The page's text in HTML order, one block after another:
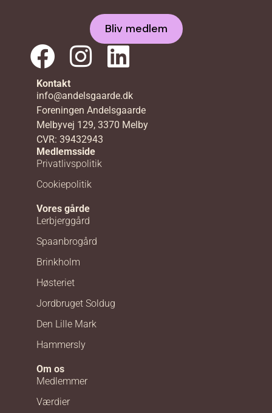
Bliv medlem
Kontakt
info@andelsgaarde.dk
Foreningen Andelsgaarde
Melbyvej 129, 3370 Melby
CVR: 39432943
Medlemsside
Privatlivspolitik
Cookiepolitik
Vores gårde
Lerbjerggård
Spaanbrogård
Brinkholm
Høsteriet
Jordbruget Soldug
Den Lille Mark
Hammersly
Om os
Medlemmer
Værdier